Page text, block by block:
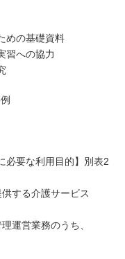
めの基礎資料
習への協力
必要な利用目的】別表2
する介護サービス
運営業務のうち、